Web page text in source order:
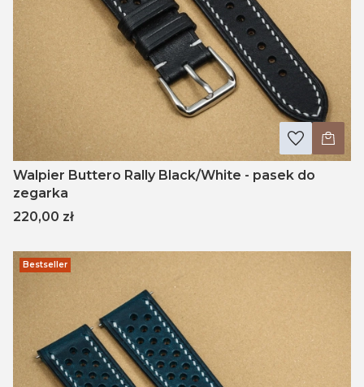
Walpier Buttero Rally Black/White - pasek do
zegarka
Cena
220,00 zł
Bestseller